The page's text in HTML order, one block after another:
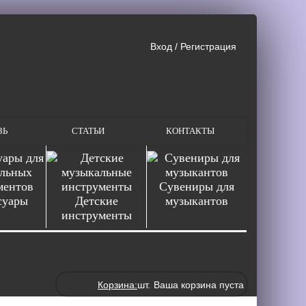
Вход / Регистрация
СТАТЬИ КОНТАКТЫ
Детские
инструменты
Сувениры для
музыкантов
Корзина:шт. Ваша корзина пуста